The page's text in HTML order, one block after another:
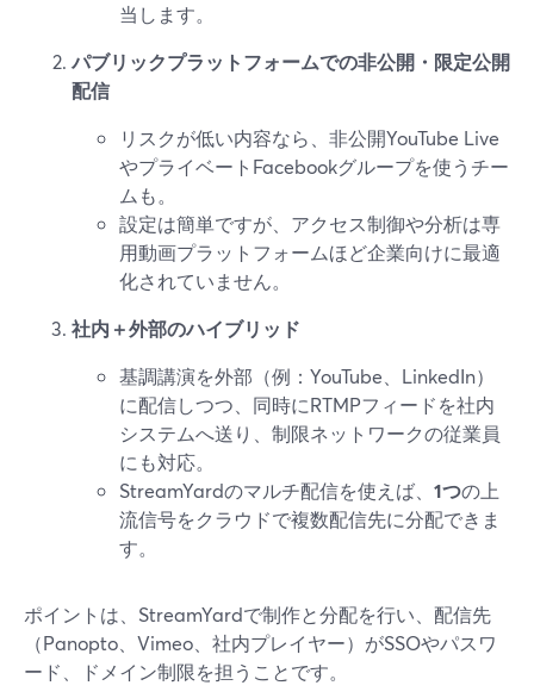
当します。
パブリックプラットフォームでの非公開・限定公開
配信
リスクが低い内容なら、非公開YouTube Live
やプライベートFacebookグループを使うチー
ムも。
設定は簡単ですが、アクセス制御や分析は専
用動画プラットフォームほど企業向けに最適
化されていません。
社内＋外部のハイブリッド
基調講演を外部（例：YouTube、LinkedIn）
に配信しつつ、同時にRTMPフィードを社内
システムへ送り、制限ネットワークの従業員
にも対応。
StreamYardのマルチ配信を使えば、 1つの上
流信号をクラウドで複数配信先に分配できま
す。
ポイントは、StreamYardで制作と分配を行い、配信先
（Panopto、Vimeo、社内プレイヤー）がSSOやパスワ
ード、ドメイン制限を担うことです。